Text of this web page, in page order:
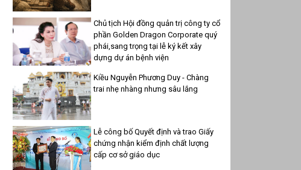
Chủ tịch Hội đồng quản trị công ty cổ
phần Golden Dragon Corporate quý
phái,sang trọng tại lễ ký kết xây
dựng dự án bệnh viện
Kiều Nguyễn Phương Duy - Chàng
trai nhẹ nhàng nhưng sâu lắng
Lễ công bố Quyết định và trao Giấy
chứng nhận kiểm định chất lượng
cấp cơ sở giáo dục